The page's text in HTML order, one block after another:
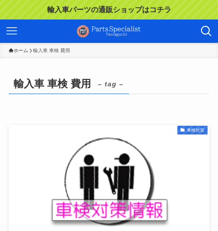
輸入車パーツの通販ショップはコチラ
ホーム 輸入車 車検 費用
輸入車 車検 費用 – tag –
車検対策